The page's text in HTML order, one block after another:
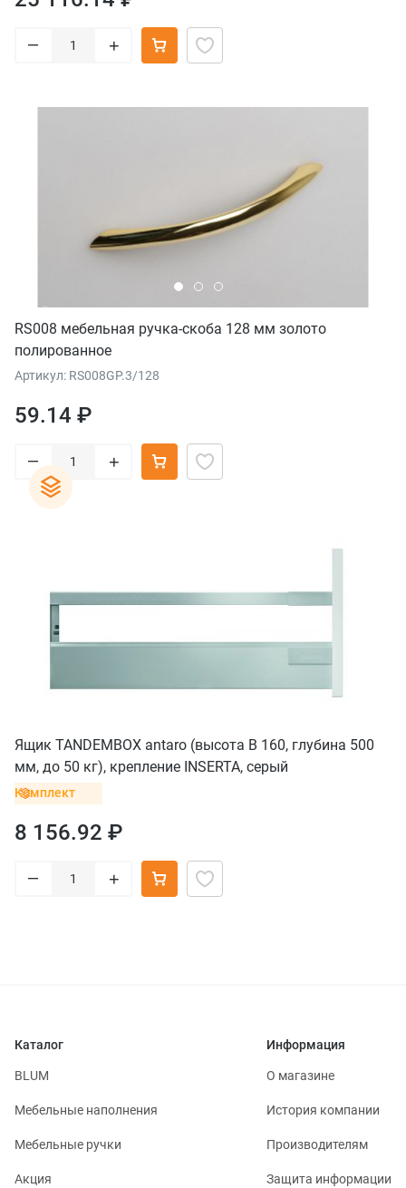
– +
RS008 мебельная ручка-скоба 128 мм золото
полированное
Артикул: RS008GP.3/128
59.14 ₽
– +
Ящик TANDEMBOX antaro (высота B 160, глубина 500
мм, до 50 кг), крепление INSERTA, серый
Комплект
8 156.92 ₽
– +
Каталог
BLUM
Мебельные наполнения
Мебельные ручки
Акция
Информация
О магазине
История компании
Производителям
Защита информации